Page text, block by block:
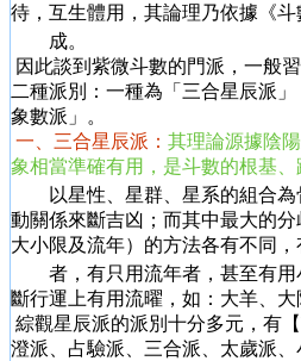
待，互生體用，其論理乃依據《
成。
因此談到紫微斗數的門派，一般
二種派別：一種為「三合星辰派
象數派」。
一、三合星辰派： 其理論源據陰
象相當準確有用，是斗數的根基、
以星性、星群、星系的組合為
動關係來斷吉凶；而其中最大的
大小限及流年）的方法各有不同，
者，有只用流年者，甚至有用
斷行運上有用流曜，如：大羊、大
綜觀星辰派的派別十分多元，有
澄派、占驗派、三合派、太歲派、